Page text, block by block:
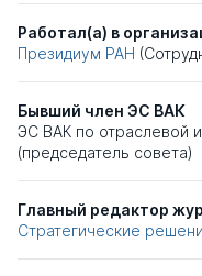
Работал(а) в
Президиум РАН
Бывший член ЭС ВАК
ЭС ВАК по отраслевой
(председатель совета)
Главный редактор
Стратегические